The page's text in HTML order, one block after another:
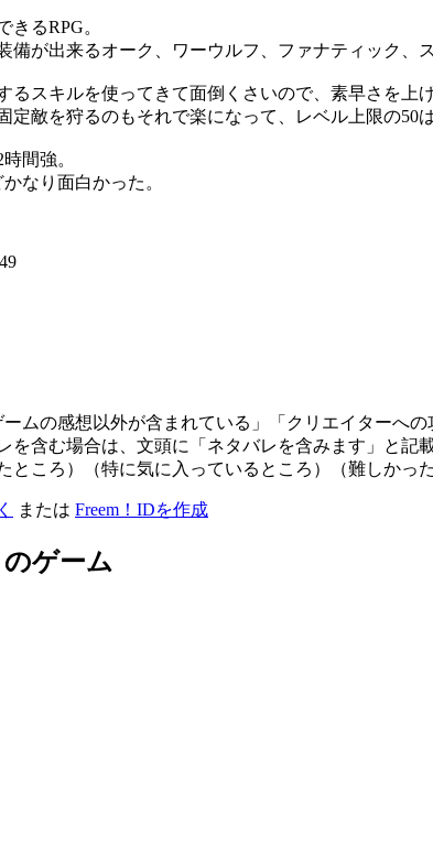
るRPG。
備が出来るオーク、ワーウルフ、ファナティック、
るスキルを使ってきて面倒くさいので、素早さを上
定敵を狩るのもそれで楽になって、レベル上限の50
間強。
なり面白かった。
ムの感想以外が含まれている」「クリエイターへの
を含む場合は、文頭に「ネタバレを含みます」と記
ところ）（特に気に入っているところ）（難しかっ
または Freem！IDを作成
ゲーム